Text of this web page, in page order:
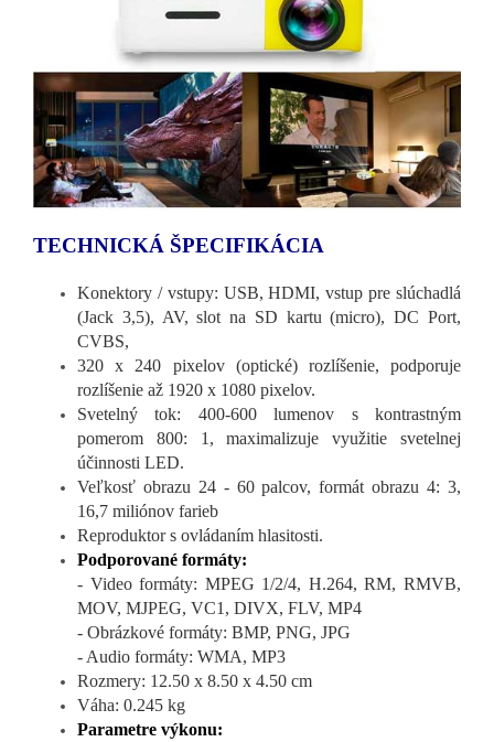
TECHNICKÁ ŠPECIFIKÁCIA
Konektory / vstupy: USB, HDMI, vstup pre slúchadlá
(Jack 3,5), AV, slot na SD kartu (micro), DC Port,
CVBS,
320 x 240 pixelov (optické) rozlíšenie, podporuje
rozlíšenie až 1920 x 1080 pixelov.
Svetelný tok: 400-600 lumenov s kontrastným
pomerom 800: 1, maximalizuje využitie svetelnej
účinnosti LED.
Veľkosť obrazu 24 - 60 palcov, formát obrazu 4: 3,
16,7 miliónov farieb
Reproduktor s ovládaním hlasitosti.
Podporované formáty:
- Video formáty: MPEG 1/2/4, H.264, RM, RMVB,
MOV, MJPEG, VC1, DIVX, FLV, MP4
- Obrázkové formáty: BMP, PNG, JPG
- Audio formáty: WMA, MP3
Rozmery: 12.50 x 8.50 x 4.50 cm
Váha: 0.245 kg
Parametre výkonu: